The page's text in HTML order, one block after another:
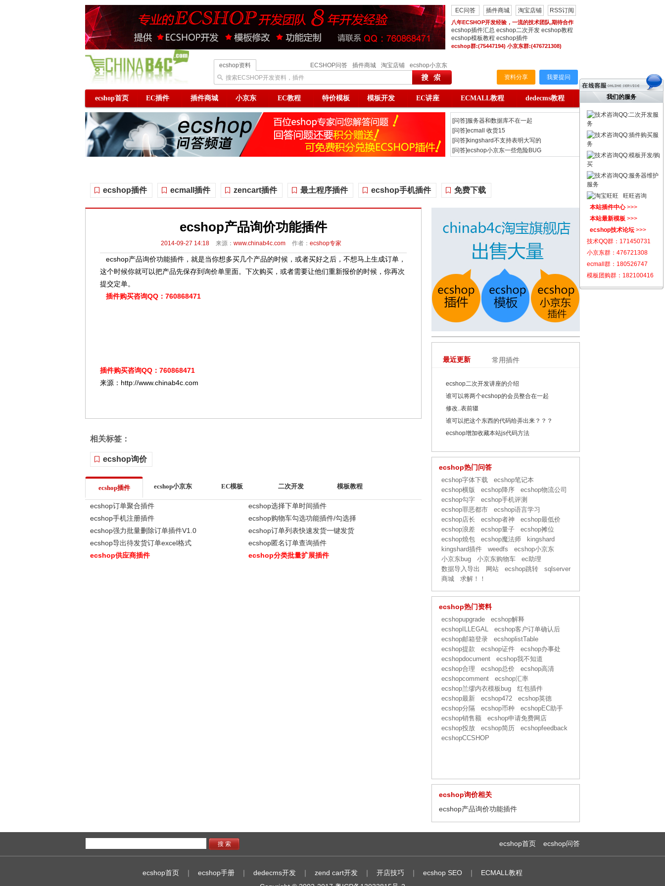
EC问答 插件商城 淘宝店铺 RSS订阅
八年ECSHOP开发经验，一流的技术团队,期待合作
ecshop插件汇总 ecshop二次开发 ecshop教程
ecshop模板教程 ecshop插件
ecshop群:(75447194) 小京东群:(476721308)
ecshop资料
搜索ECSHOP开发资料，插件
ECSHOP问答 插件商城 淘宝店铺
ecshop小京东
资料分享
我要提问
ecshop首页 EC插件 插件商城 小京东 EC教程 特价模板 模板开发 EC讲座 ECMALL教程 dedecms教程
[问答]服务器和数据库不在一起
[问答]ecmall 收货15
[问答]kingshard不支持表明大写的
[问答]ecshop小京东一些危险BUG
[问答]更改首页文字信息几个小
[问答]设置好了会员等级及折扣
[问答]ECshop v2.7.3版 夺宝奇兵活
ecshop插件 ecmall插件 zencart插件 最土程序插件 ecshop手机插件 免费下载
ecshop产品询价功能插件
2014-09-27 14:18 来源： www.chinab4c.com 作者： ecshop专家
ecshop产品询价功能插件，就是当你想多买几个产品的时候，或者买好之后，不想马上生成订单，
这个时候你就可以把产品先保存到询价单里面。下次购买，或者需要让他们重新报价的时候，你再次
提交定单。
插件购买咨询QQ：760868471
插件购买咨询QQ：760868471
来源：http://www.chinab4c.com
相关标签：
ecshop询价
ecshop插件 ecshop小京东 EC模板 二次开发 模板教程
ecshop订单聚合插件
ecshop选择下单时间插件
ecshop手机注册插件
ecshop购物车勾选功能插件/勾选择
ecshop强力批量删除订单插件V1.0
ecshop订单列表快速发货一键发货
ecshop导出待发货订单excel格式
ecshop匿名订单查询插件
ecshop供应商插件
ecshop分类批量扩展插件
最近更新
ecshop二次开发讲座的介绍
谁可以将两个ecshop的会员整合在一起
修改..表前辍
谁可以把这个东西的代码给弄出来？？？
ecshop增加收藏本站js代码方法
常用插件
ecshop热门问答
ecshop字体下载
ecshop笔记本
ecshop横版
ecshop降序
ecshop物流公司
ecshop勾字
ecshop手机评测
ecshop罪恶都市
ecshop语言学习
ecshop店长
ecshop者神
ecshop最低价
ecshop浪差
ecshop量子
ecshop摊位
ecshop燒包
ecshop魔法师
kingshard
kingshard插件
weedfs
ecshop小京东
小京东bug
小京东购物车
ec助理
数据导入导出
网站 ecshop跳转
sqlserver
商城
求解！！
ecshop热门资料
ecshopupgrade
ecshop解释
ecshopILLEGAL
ecshop客户订单确认后
ecshop邮箱登录
ecshoplistTable
ecshop提款
ecshop证件
ecshop办事处
ecshopdocument
ecshop我不知道
ecshop合理
ecshop总价
ecshop高清
ecshopcomment
ecshop汇率
ecshop兰缪内衣模板bug
红包插件
ecshop最新
ecshop472
ecshop英德
ecshop分隔
ecshop币种
ecshopEC助手
ecshop销售额
ecshop申请免费网店
ecshop投放
ecshop简历
ecshopfeedback
ecshopCCSHOP
ecshop询价相关
ecshop产品询价功能插件
ecshop问答
ecshop首页
搜 索
ecshop首页 ｜ ecshop手册 ｜ dedecms开发 ｜ zend cart开发 ｜ 开店技巧 ｜ ecshop SEO ｜
ECMALL教程
我们的服务
QQ:二次开发服
务
QQ:插件购买服
务
QQ:模板开发/购
买
QQ:服务器维护
服务
旺旺咨询
本站插件中心>>>
本站最新模板 >>>
ecshop技术论坛 >>>
技术QQ群： 171450731
小京东群： 476721308
ecmall群： 180526747
模板团购群： 182100416